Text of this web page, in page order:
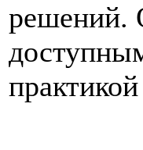
решений.